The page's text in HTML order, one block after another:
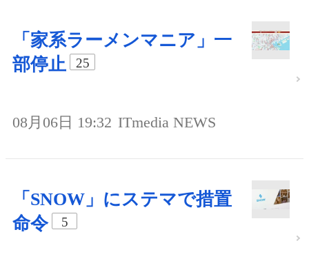
「家系ラーメンマニア」一
部停止
25
08月06日 19:32 ITmedia NEWS
「SNOW」にステマで措置
命令
5